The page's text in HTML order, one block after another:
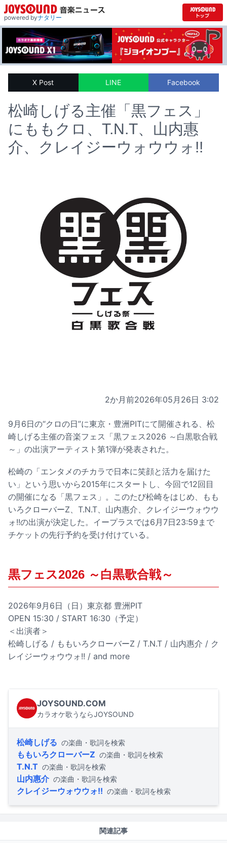
powered byナタリー
X Post LINE Facebook
松崎しげる主催「黒フェス」
にももクロ、T.N.T、山内惠
介、クレイジーウォウウォ!!
2か月前2026年05月26日 3:02
9月6日の“クロの日”に東京・豊洲PITにて開催される、松
崎しげる主催の音楽フェス「黒フェス2026 ～白黒歌合戦
～」の出演アーティスト第1弾が発表された。
松崎の「エンタメのチカラで日本に笑顔と活力を届けた
い」という思いから2015年にスタートし、今回で12回目
の開催になる「黒フェス」。このたび松崎をはじめ、もも
いろクローバーZ、T.N.T、山内惠介、クレイジーウォウウ
ォ!!の出演が決定した。イープラスでは6月7日23:59まで
チケットの先行予約を受け付けている。
黒フェス2026 ～白黒歌合戦～
2026年9月6日（日）東京都 豊洲PIT
OPEN 15:30 / START 16:30（予定）
＜出演者＞
松崎しげる / ももいろクローバーZ / T.N.T / 山内惠介 / ク
レイジーウォウウォ!! / and more
JOYSOUND.COM
カラオケ歌うならJOYSOUND
松崎しげる の楽曲・歌詞を検索
ももいろクローバーZ の楽曲・歌詞を検索
T.N.T の楽曲・歌詞を検索
山内惠介 の楽曲・歌詞を検索
クレイジーウォウウォ!! の楽曲・歌詞を検索
関連記事